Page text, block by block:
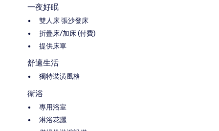
一夜好眠
雙人床 張沙發床
折疊床/加床 (付費)
提供床單
舒適生活
獨特裝潢風格
衛浴
專用浴室
淋浴花灑